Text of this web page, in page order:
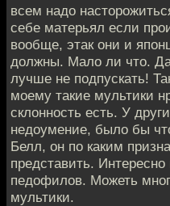
всем надо
себе матерьял если
вообще, этак они и
должны. Мало ли что.
лучше не подпускать!
моему такие мультики
склонность есть. У
недоумение, было бы
Белл, он по каким
представить.
педофилов. Можеть
мультики.